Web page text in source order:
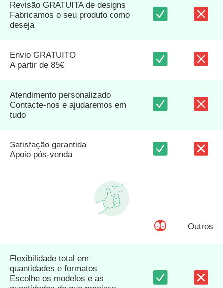
Revisão GRATUITA de designs
Fabricamos o seu produto como
deseja
Envio GRATUITO
A partir de 85€
Atendimento personalizado
Contacte-nos e ajudaremos em
tudo
Satisfação garantida
Apoio pós-venda
Outros
Flexibilidade total em
quantidades e formatos
Escolhe os modelos e as